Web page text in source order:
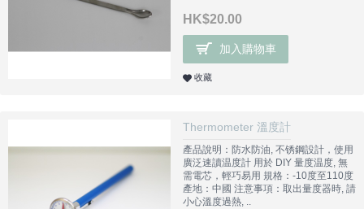
HK$20.00
加入購物車
收藏
Thermometer 溫度計
產品說明：防水防油, 不锈鋼設計，使用
廣泛速讀温度計 用於 DIY 量度温度, 無
需電芯，輕巧易用 規格：-10度至110度
產地：中國 注意事項：取出量度器時, 請
小心溫度過熱, ..